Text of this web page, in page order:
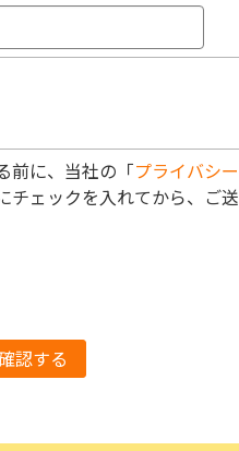
前に、当社の「プライバシ
ェックを入れてから、ご送